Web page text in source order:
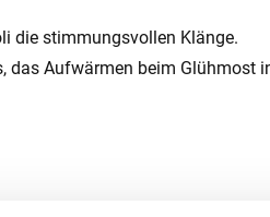
die stimmungsvollen Klänge.
Aufwärmen beim Glühmost